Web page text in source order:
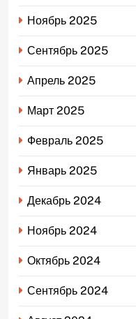
Ноябрь 2025
Сентябрь 2025
Апрель 2025
Март 2025
Февраль 2025
Январь 2025
Декабрь 2024
Ноябрь 2024
Октябрь 2024
Сентябрь 2024